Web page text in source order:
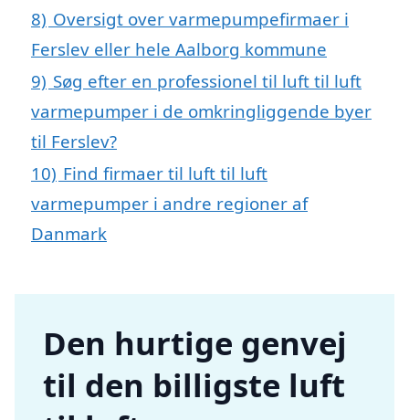
8) Oversigt over varmepumpefirmaer i
Ferslev eller hele Aalborg kommune
9) Søg efter en professionel til luft til luft
varmepumper i de omkringliggende byer
til Ferslev?
10) Find firmaer til luft til luft
varmepumper i andre regioner af
Danmark
Den hurtige genvej
til den billigste luft